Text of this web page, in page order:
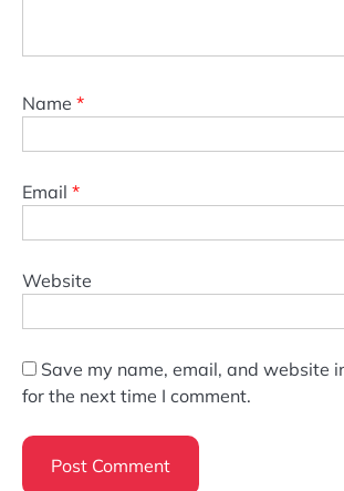
Name *
Email *
Website
Save my name, email, and website
for the next time I comment.